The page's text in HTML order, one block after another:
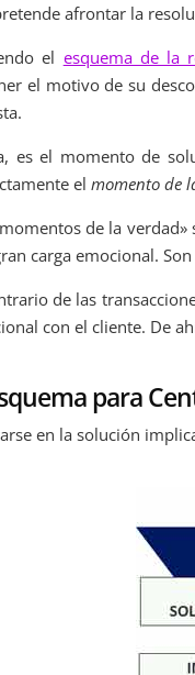
afrontar la
el esquema de la
el motivo de su
es el momento de
elmomento de
de la
carga emocional.
de las
con el cliente. De
para
en la solución